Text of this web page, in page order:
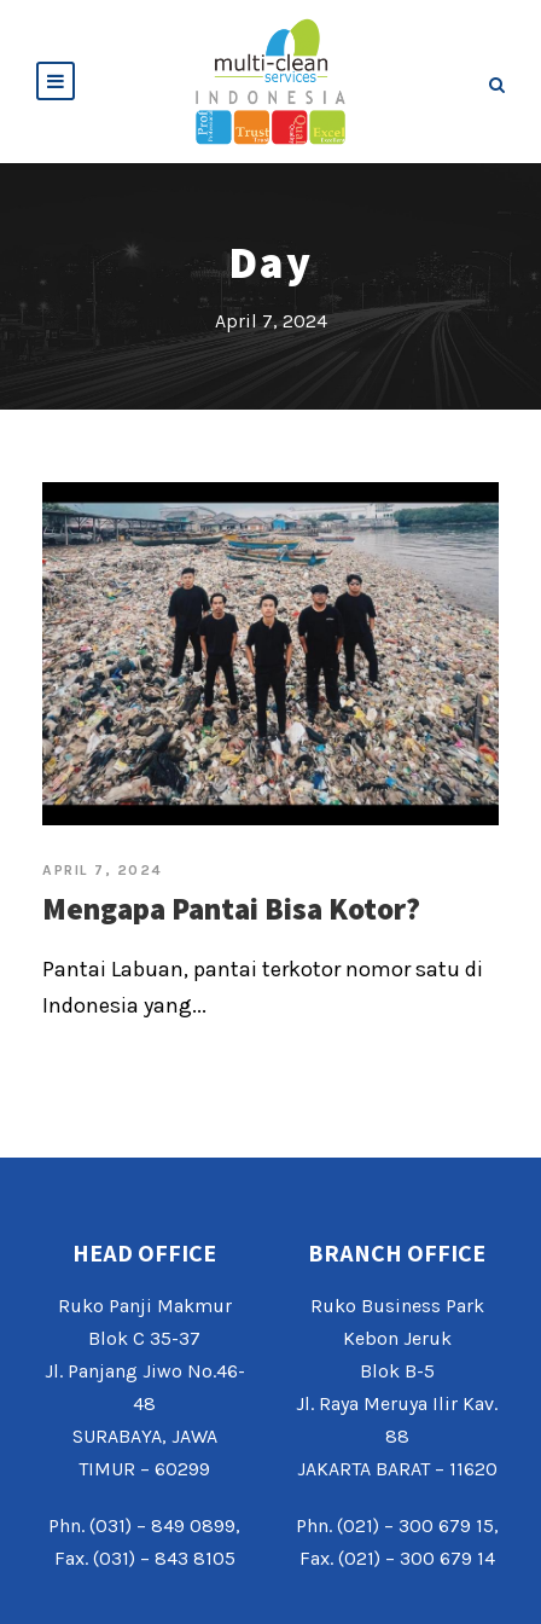
Day
April 7, 2024
APRIL 7, 2024
Mengapa Pantai Bisa Kotor?
Pantai Labuan, pantai terkotor nomor satu di
Indonesia yang...
HEAD OFFICE
Ruko Panji Makmur
Blok C 35-37
Jl. Panjang Jiwo No.46-
48
SURABAYA, JAWA
TIMUR – 60299
Phn. (031) – 849 0899,
Fax. (031) – 843 8105
BRANCH OFFICE
Ruko Business Park
Kebon Jeruk
Blok B-5
Jl. Raya Meruya Ilir Kav.
88
JAKARTA BARAT – 11620
Phn. (021) – 300 679 15,
Fax. (021) – 300 679 14